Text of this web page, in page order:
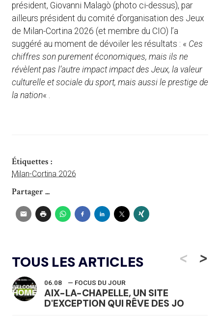
président, Giovanni Malagò (photo ci-dessus), par
ailleurs président du comité d’organisation des Jeux
de Milan-Cortina 2026 (et membre du CIO) l’a
suggéré au moment de dévoiler les résultats : « Ces
chiffres son purement économiques, mais ils ne
révèlent pas l’autre impact impact des Jeux, la valeur
culturelle et sociale du sport, mais aussi le prestige de
la nation« .
Étiquettes :
Milan-Cortina 2026
Partager ...
TOUS LES ARTICLES <
06.08 — FOCUS DU JOUR
AIX-LA-CHAPELLE, UN SITE
D'EXCEPTION QUI RÊVE DES JO
>